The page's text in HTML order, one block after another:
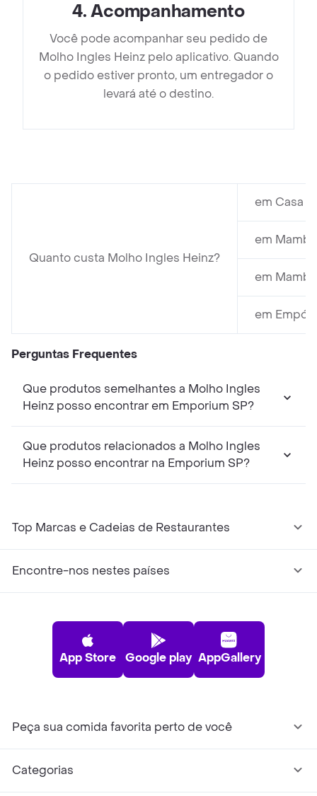
4.Acompanhamento
Você pode acompanhar seu pedido de
Molho Ingles Heinz pelo aplicativo. Quando
o pedido estiver pronto, um entregador o
levará até o destino.
Quanto custa Molho Ingles Heinz?
em Casa
em
em
em
Perguntas Frequentes
Que produtos semelhantes a Molho Ingles
Heinz posso encontrar em Emporium SP?
Que produtos relacionados a Molho Ingles
Heinz posso encontrar na Emporium SP?
Top Marcas e Cadeias de Restaurantes
Encontre-nos nestes países
App Store Google play AppGallery
Peça sua comida favorita perto de você
Categorias